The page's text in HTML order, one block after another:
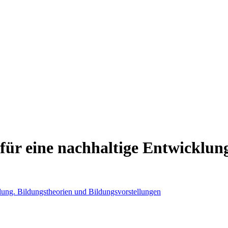
eine nachhaltige